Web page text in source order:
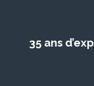
35 ans